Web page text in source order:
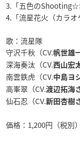
3.「五色の
4.「流星花火（カラオ
歌：流星隊
守沢千秋（CV.帆世雄
深海奏汰（CV.西山宏
南雲鉄虎（CV.中島ヨ
高峯翠（CV.渡辺拓海
仙石忍（CV.新田杏樹
価格：1,200円（税別）